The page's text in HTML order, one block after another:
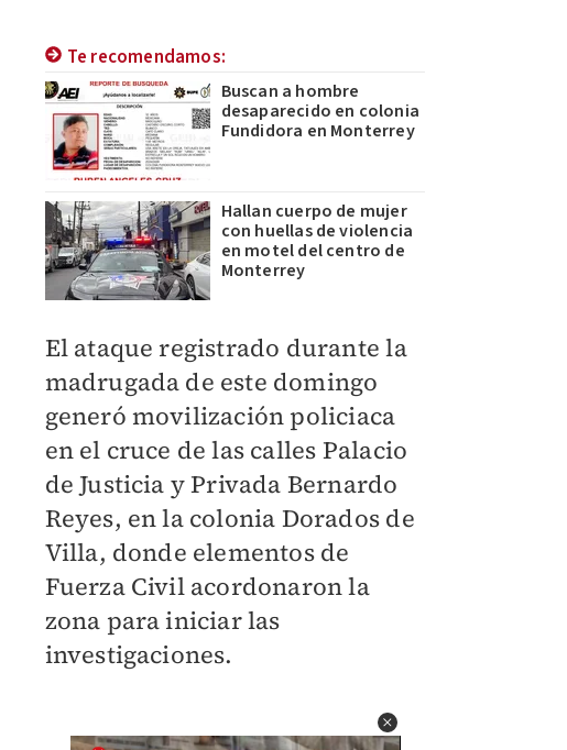
Te recomendamos:
Buscan a hombre
desaparecido en colonia
Fundidora en Monterrey
Hallan cuerpo de mujer
con huellas de violencia
en motel del centro de
Monterrey
El ataque registrado durante la
madrugada de este domingo
generó movilización policiaca
en el cruce de las calles Palacio
de Justicia y Privada Bernardo
Reyes, en la colonia Dorados de
Villa, donde elementos de
Fuerza Civil acordonaron la
zona para iniciar las
investigaciones.